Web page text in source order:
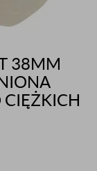
38MM